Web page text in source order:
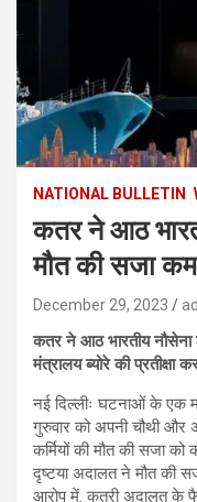
NATIONAL BULLETIN
कतर ने आठ
मौत की सजा
December 29, 2023
कतर ने आठ भारतीय नौसेना
मंत्रालय ब्योरे की प्रतीक्षा
नई दिल्लीः घटनाओं के एक
गुरुवार को अपनी चौथी और
कर्मियों की मौत की सजा
दृष्टया अदालत ने मौत की
आरोप में. कतरी अदालत के